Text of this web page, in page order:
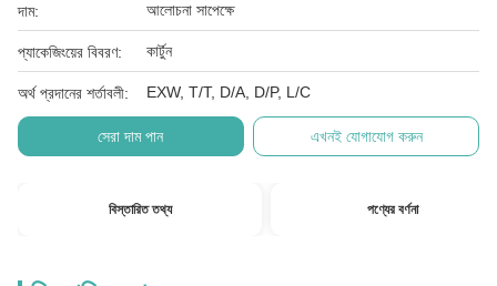
দাম: আলোচনা সাপেক্ষে
প্যাকেজিংয়ের বিবরণ: কার্টুন
অর্থ প্রদানের শর্তাবলী: EXW, T/T, D/A, D/P, L/C
সেরা দাম পান এখনই যোগাযোগ করুন
বিস্তারিত তথ্য পণ্যের বর্ণনা